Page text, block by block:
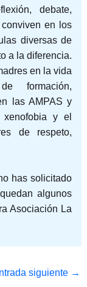
debate,
en los
diversas de
a la diferencia.
en la vida
formación,
las AMPAS y
xenofobia y el
de respeto,
has solicitado
algunos
Asociación La
siguiente →